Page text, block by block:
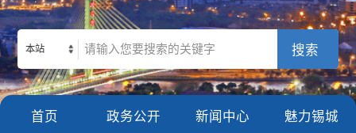
本站
首页 政务公开 新闻中心 魅力锡城